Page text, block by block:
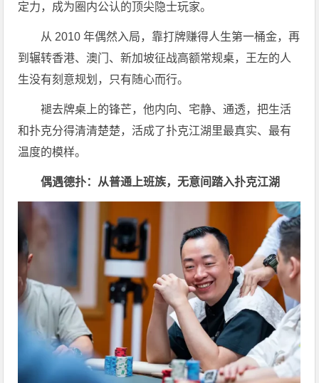
定力，成为圈内公认的顶尖隐士玩家。
从 2010 年偶然入局，靠打牌赚得人生第一桶金，再
到辗转香港、澳门、新加坡征战高额常规桌，王左的人
生没有刻意规划，只有随心而行。
褪去牌桌上的锋芒，他内向、宅静、通透，把生活
和扑克分得清清楚楚，活成了扑克江湖里最真实、最有
温度的模样。
偶遇德扑：从普通上班族，无意间踏入扑克江湖